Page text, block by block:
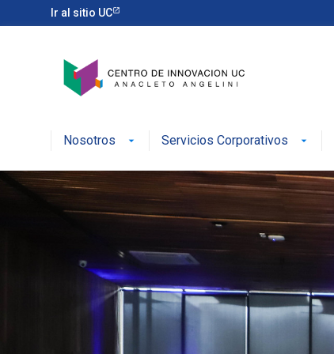
Ir al sitio UC
Nosotros Servicios Corporativos